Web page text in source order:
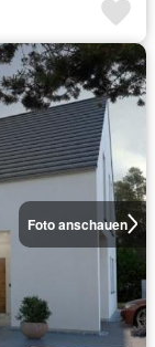
Foto anschauen